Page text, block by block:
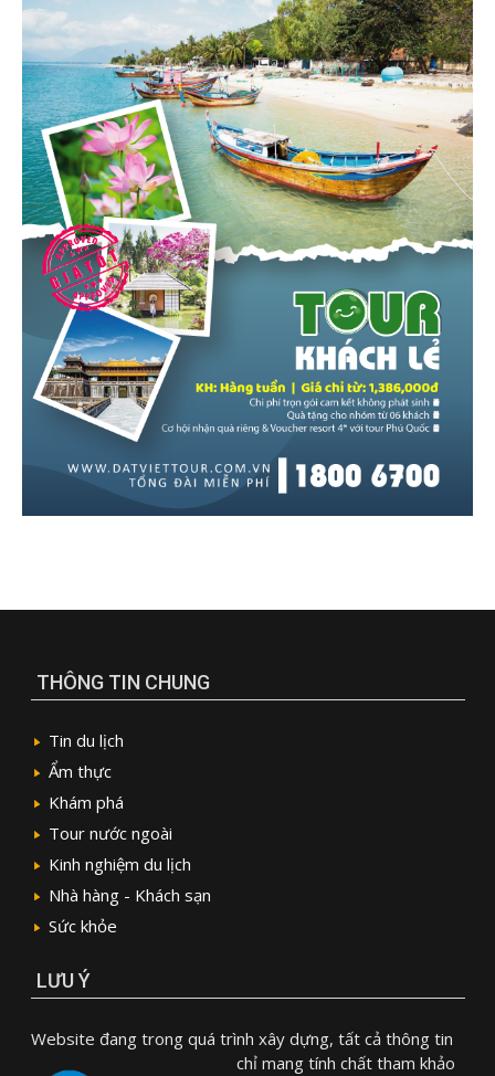
THÔNG TIN CHUNG
Tin du lịch
Ẩm thực
Khám phá
Tour nước ngoài
Kinh nghiệm du lịch
Nhà hàng - Khách sạn
Sức khỏe
LƯU Ý
Website đang trong quá trình xây dựng, tất cả thông tin
chỉ mang tính chất tham khảo